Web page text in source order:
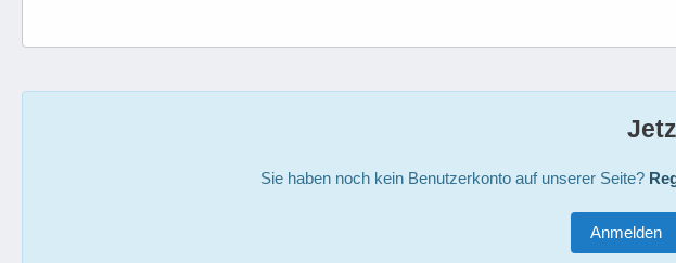
Sie haben noch kein Benutzerkonto auf unserer Seite?
Anmelden